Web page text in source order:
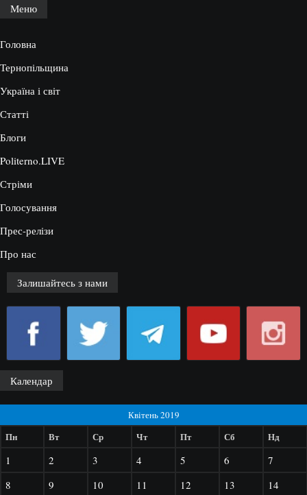
Меню
Головна
Тернопільщина
Україна і світ
Статті
Блоги
Politerno.LIVE
Стріми
Голосування
Прес-релізи
Про нас
Залишайтесь з нами
Календар
Квітень 2019
Пн Вт Ср Чт Пт Сб Нд
1 2 3 4 5 6
7
8
9 10 11 12 13 14